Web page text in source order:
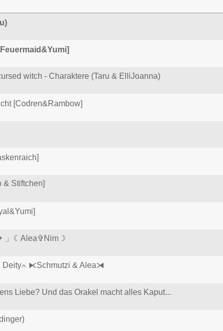
witch - Charaktere (Taru & ElliJoanna)
[Codren&Rambow]
& Stiftchen]
✦ 」☾Alea✞Nim☽
Deity⍲ ⧔Schmutzi & Alea⧕
Liebe? Und das Orakel macht alles Kaput...